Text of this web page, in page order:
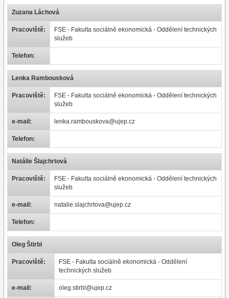
Zuzana Láchová
Pracoviště:
FSE - Fakulta sociálně ekonomická - Oddělení technických
služeb
Telefon:
Lenka Rambousková
Pracoviště:
FSE - Fakulta sociálně ekonomická - Oddělení technických
služeb
e-mail: lenka.rambouskova@ujep.cz
Telefon:
Natálie Šlajchrtová
Pracoviště:
FSE - Fakulta sociálně ekonomická - Oddělení technických
služeb
e-mail: natalie.slajchrtova@ujep.cz
Telefon:
Oleg Štirbl
Pracoviště:
FSE - Fakulta sociálně ekonomická - Oddělení
technických služeb
e-mail: oleg.stirbl@ujep.cz